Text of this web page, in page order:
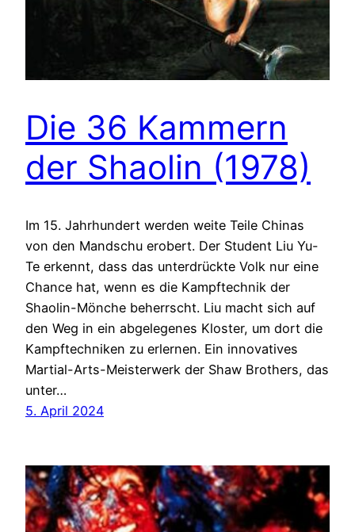
Die 36 Kammern
der Shaolin (1978)
Im 15. Jahrhundert werden weite Teile Chinas
von den Mandschu erobert. Der Student Liu Yu-
Te erkennt, dass das unterdrückte Volk nur eine
Chance hat, wenn es die Kampftechnik der
Shaolin-Mönche beherrscht. Liu macht sich auf
den Weg in ein abgelegenes Kloster, um dort die
Kampftechniken zu erlernen. Ein innovatives
Martial-Arts-Meisterwerk der Shaw Brothers, das
unter…
5. April 2024